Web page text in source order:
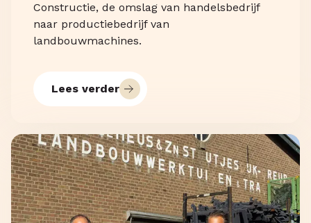
Constructie, de omslag van handelsbedrijf
naar productiebedrijf van
landbouwmachines.
Lees verder